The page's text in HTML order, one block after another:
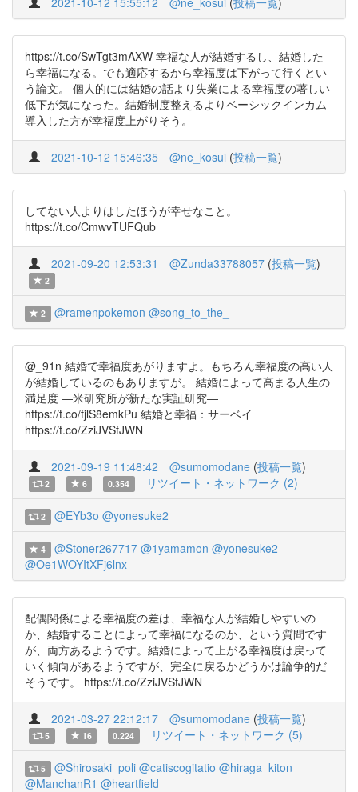
https://t.co/SwTgt3mAXW 幸福な人が結婚するし、結婚した
ら幸福になる。でも適応するから幸福度は下がって行くとい
う論文。 個人的には結婚の話より失業による幸福度の著しい
低下が気になった。結婚制度整えるよりベーシックインカム
導入した方が幸福度上がりそう。
2021-10-12 15:46:35 @ne_kosui (投稿一覧)
してない人よりはしたほうが幸せなこと。
https://t.co/CmwvTUFQub
2021-09-20 12:53:31 @Zunda33788057 (投稿一覧)
2
2 @ramenpokemon @song_to_the_
@_91n 結婚で幸福度あがりますよ。もちろん幸福度の高い人
が結婚しているのもありますが。 結婚によって高まる人生の
満足度 ―米研究所が新たな実証研究―
https://t.co/fjlS8emkPu 結婚と幸福：サーベイ
https://t.co/ZziJVSfJWN
2021-09-19 11:48:42 @sumomodane (投稿一覧)
2 6 0.354 リツイート・ネットワーク (2)
2 @EYb3o @yonesuke2
4 @Stoner267717 @1yamamon @yonesuke2
@Oe1WOYItXFj6lnx
配偶関係による幸福度の差は、幸福な人が結婚しやすいの
か、結婚することによって幸福になるのか、という質問です
が、両方あるようです。結婚によって上がる幸福度は戻って
いく傾向があるようですが、完全に戻るかどうかは論争的だ
そうです。 https://t.co/ZziJVSfJWN
2021-03-27 22:12:17 @sumomodane (投稿一覧)
5 16 0.224 リツイート・ネットワーク (5)
5 @Shirosaki_poli @catiscogitatio @hiraga_kiton
@ManchanR1 @heartfield